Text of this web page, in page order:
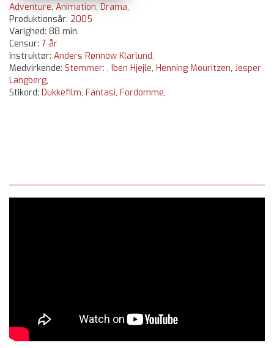
Adventure,Animation,Drama,
Produktionsår: 2005
Varighed: 88 min.
Censur: 7 år
Instruktør: Anders Rønnow Klarlund,
Medvirkende: Stemmer: , Iben Hjejle, Henning Mouritzen, Jesper
Langberg,
Stikord: Dukkefilm, Fantasi, Fordomme,